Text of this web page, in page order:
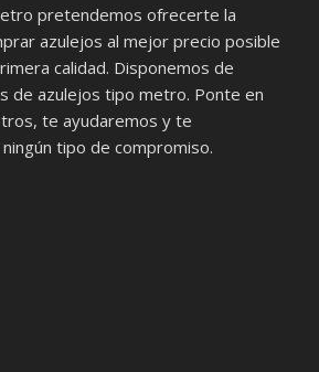
pretendemos ofrecerte la
azulejos al mejor precio posible
calidad. Disponemos de
de azulejos tipo metro. Ponte en
te ayudaremos y te
tipo de compromiso.